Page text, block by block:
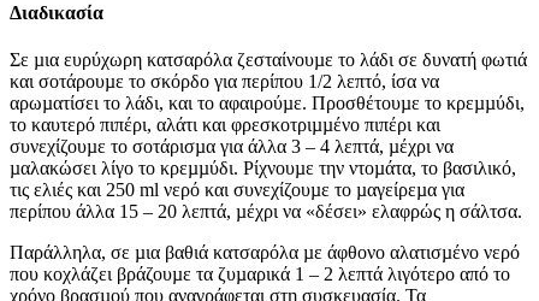
Διαδικασία
Σε µια ευρύχωρη κατσαρόλα ζεσταίνουµε το λάδι σε δυνατή φωτιά
και σοτάρουµε το σκόρδο για περίπου 1/2 λεπτό, ίσα να
αρωµατίσει το λάδι, και το αφαιρούµε. Προσθέτουµε το κρεµµύδι,
το καυτερό πιπέρι, αλάτι και φρεσκοτριµµένο πιπέρι και
συνεχίζουµε το σοτάρισµα για άλλα 3 – 4 λεπτά, µέχρι να
µαλακώσει λίγο το κρεµµύδι. Ρίχνουµε την ντοµάτα, το βασιλικό,
τις ελιές και 250 ml νερό και συνεχίζουµε το µαγείρεµα για
περίπου άλλα 15 – 20 λεπτά, µέχρι να «δέσει» ελαφρώς η σάλτσα.
Παράλληλα, σε µια βαθιά κατσαρόλα µε άφθονο αλατισµένο νερό
που κοχλάζει βράζουµε τα ζυµαρικά 1 – 2 λεπτά λιγότερο από το
χρόνο βρασµού που αναγράφεται στη συσκευασία. Τα